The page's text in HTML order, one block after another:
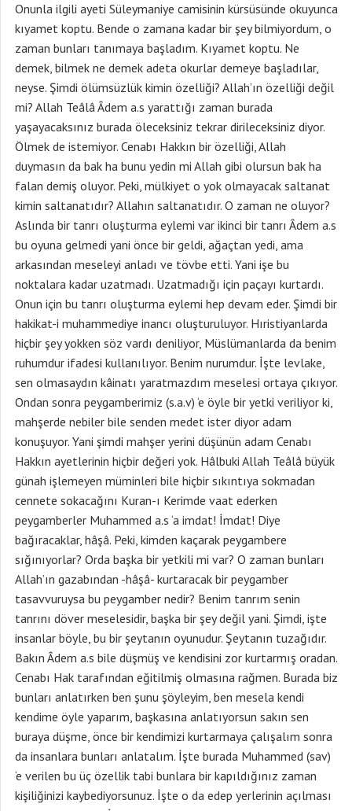
Onunla ilgili ayeti Süleymaniye camisinin kürsüsünde okuyunca
kıyamet koptu. Bende o zamana kadar bir şey bilmiyordum, o
zaman bunları tanımaya başladım. Kıyamet koptu. Ne
demek, bilmek ne demek adeta okurlar demeye başladılar,
neyse. Şimdi ölümsüzlük kimin özelliği? Allah’ın özelliği değil
mi? Allah Teâlâ Âdem a.s yarattığı zaman burada
yaşayacaksınız burada öleceksiniz tekrar dirileceksiniz diyor.
Ölmek de istemiyor. Cenabı Hakkın bir özelliği, Allah
duymasın da bak ha bunu yedin mi Allah gibi olursun bak ha
falan demiş oluyor. Peki, mülkiyet o yok olmayacak saltanat
kimin saltanatıdır? Allahın saltanatıdır. O zaman ne oluyor?
Aslında bir tanrı oluşturma eylemi var ikinci bir tanrı Âdem a.s
bu oyuna gelmedi yani önce bir geldi, ağaçtan yedi, ama
arkasından meseleyi anladı ve tövbe etti. Yani işe bu
noktalara kadar uzatmadı. Uzatmadığı için paçayı kurtardı.
Onun için bu tanrı oluşturma eylemi hep devam eder. Şimdi bir
hakikat-i muhammediye inancı oluşturuluyor. Hıristiyanlarda
hiçbir şey yokken söz vardı deniliyor, Müslümanlarda da benim
ruhumdur ifadesi kullanılıyor. Benim nurumdur. İşte levlake,
sen olmasaydın kâinatı yaratmazdım meselesi ortaya çıkıyor.
Ondan sonra peygamberimiz (s.a.v) ‘e öyle bir yetki veriliyor ki,
mahşerde nebiler bile senden medet ister diyor adam
konuşuyor. Yani şimdi mahşer yerini düşünün adam Cenabı
Hakkın ayetlerinin hiçbir değeri yok. Hâlbuki Allah Teâlâ büyük
günah işlemeyen müminleri bile hiçbir sıkıntıya sokmadan
cennete sokacağını Kuran-ı Kerimde vaat ederken
peygamberler Muhammed a.s ‘a imdat! İmdat! Diye
bağıracaklar, hâşâ. Peki, kimden kaçarak peygambere
sığınıyorlar? Orda başka bir yetkili mi var? O zaman bunları
Allah’ın gazabından -hâşâ- kurtaracak bir peygamber
tasavvuruysa bu peygamber nedir? Benim tanrım senin
tanrını döver meselesidir, başka bir şey değil yani. Şimdi, işte
insanlar böyle, bu bir şeytanın oyunudur. Şeytanın tuzağıdır.
Bakın Âdem a.s bile düşmüş ve kendisini zor kurtarmış oradan.
Cenabı Hak tarafından eğitilmiş olmasına rağmen. Burada biz
bunları anlatırken ben şunu şöyleyim, ben mesela kendi
kendime öyle yaparım, başkasına anlatıyorsun sakın sen
buraya düşme, önce bir kendimizi kurtarmaya çalışalım sonra
da insanlara bunları anlatalım. İşte burada Muhammed (sav)
‘e verilen bu üç özellik tabi bunlara bir kapıldığınız zaman
kişiliğinizi kaybediyorsunuz. İşte o da edep yerlerinin açılması